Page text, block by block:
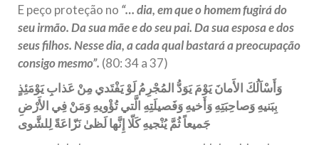
E peço proteção no “… dia, em que o homem fugirá do
seu irmão. Da sua mãe e do seu pai. Da sua esposa e dos
seus filhos. Nesse dia, a cada qual bastará a preocupação
consigo mesmo”. (80: 34 a 37)
وَأَسْاَلُكَ الأَمانَ يَوْمَ يَوَدُّ المُجْرِمُ لَوْ يَفْتَدي مِنْ عَذابِ يَوْمَئِذٍ
بِبَنيهِ وَصاحِبَتِهِ وَأَخيهِ وَفَصيلَتِهِ الَّتي تُؤْويهِ وَمَنْ فِي الأَرْضِ
جَميعاً ثُمَّ يُنْجيهِ كَلّا إِنَّها لَظىٰ نَزّاعَةً لِلشَّوى